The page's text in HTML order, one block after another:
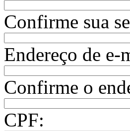
Confirme sua
Endereço de e-
Confirme o
CPF: